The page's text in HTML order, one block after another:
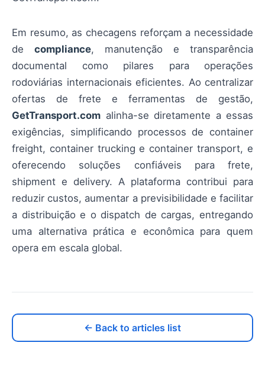
Em resumo, as checagens reforçam a necessidade
de compliance, manutenção e transparência
documental como pilares para operações
rodoviárias internacionais eficientes. Ao centralizar
ofertas de frete e ferramentas de gestão,
GetTransport.com alinha-se diretamente a essas
exigências, simplificando processos de container
freight, container trucking e container transport, e
oferecendo soluções confiáveis para frete,
shipment e delivery. A plataforma contribui para
reduzir custos, aumentar a previsibilidade e facilitar
a distribuição e o dispatch de cargas, entregando
uma alternativa prática e econômica para quem
opera em escala global.
← Back to articles list